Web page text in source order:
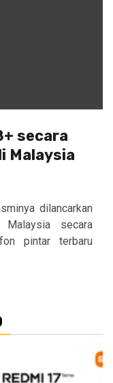
secara
Malaysia
dilancarkan
secara
pintar terbaru